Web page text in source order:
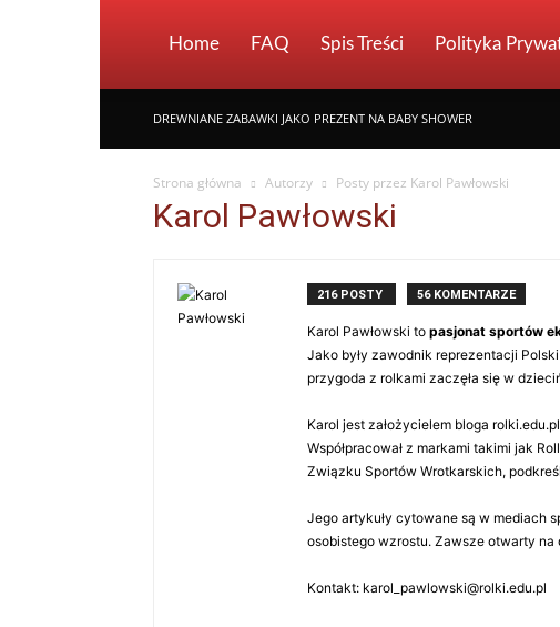
Home FAQ Spis Treści Polityka
DREWNIANE ZABAWKI JAKO PREZENT NA BABY SHOWER
Strona główna Autorzy Posty przez Karol Pawłowski
Karol Pawłowski
216 POSTY 56 KOMENTARZE
Karol Pawłowski to pasjonat sportów
Jako były zawodnik reprezentacji
przygoda z rolkami zaczęła się w
Karol jest założycielem bloga
Współpracował z markami takimi jak
Związku Sportów Wrotkarskich,
Jego artykuły cytowane są w mediach
osobistego wzrostu. Zawsze otwarty na
Kontakt: karol_pawlowski@rolki.edu.pl